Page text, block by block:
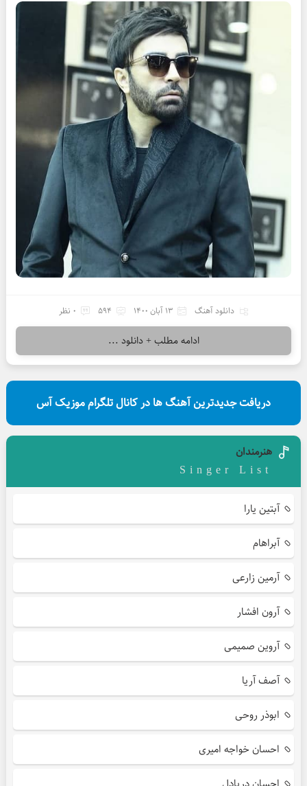
دانلود آهنگ 13 آبان 1400 594 0 نظر
ادامه مطلب + دانلود ...
دریافت جدیدترین آهنگ ها در کانال تلگرام موزیک آس
هنرمندان
Singer List
آبتین یارا
آبراهام
آرمین زارعی
آرون افشار
آروین صمیمی
آصف آریا
ابوذر روحی
احسان خواجه امیری